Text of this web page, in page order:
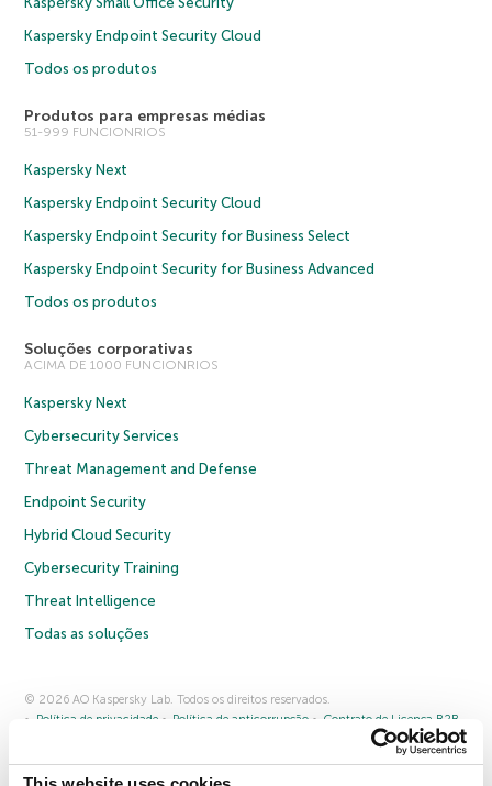
Kaspersky Endpoint Security Cloud
Todos os produtos
Produtos para empresas médias
51-999 FUNCIONRIOS
Kaspersky Next
Kaspersky Endpoint Security Cloud
Kaspersky Endpoint Security for Business Select
Kaspersky Endpoint Security for Business Advanced
Todos os produtos
Soluções corporativas
ACIMA DE 1000 FUNCIONRIOS
Kaspersky Next
Cybersecurity Services
Threat Management and Defense
Endpoint Security
Hybrid Cloud Security
Cybersecurity Training
Threat Intelligence
Todas as soluções
© 2026 AO Kaspersky Lab. Todos os direitos reservados.
Política de privacidade
Política de anticorrupção
Contrato de Licença B2B
Cookies